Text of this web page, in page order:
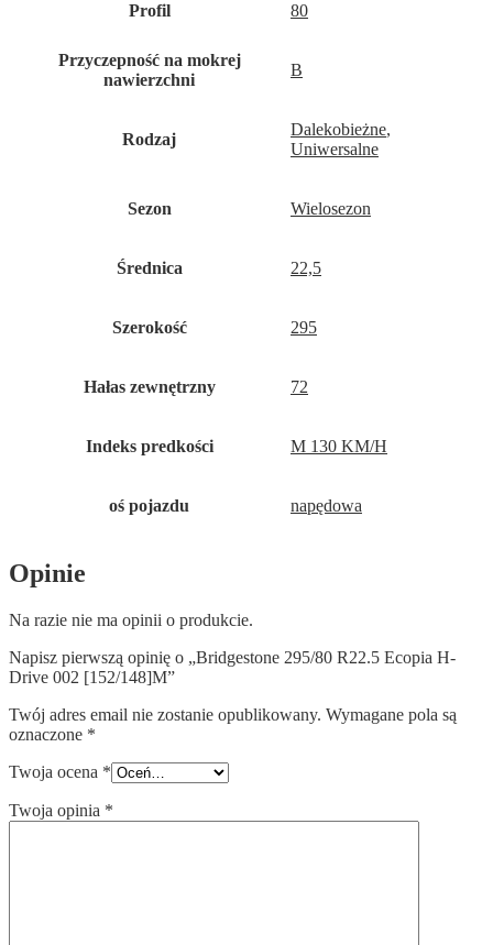
Profil 80
Przyczepność na mokrej
nawierzchni
B
Rodzaj
Dalekobieżne,
Uniwersalne
Sezon Wielosezon
Średnica 22,5
Szerokość 295
Hałas zewnętrzny 72
Indeks predkości M 130 KM/H
oś pojazdu napędowa
Opinie
Na razie nie ma opinii o produkcie.
Napisz pierwszą opinię o „Bridgestone 295/80 R22.5 Ecopia H-
Drive 002 [152/148]M”
Twój adres email nie zostanie opublikowany. Wymagane pola są
oznaczone *
Twoja ocena *
Twoja opinia *